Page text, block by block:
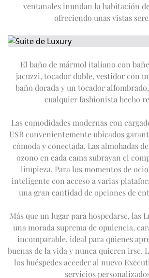
ventanales inundan la habitación
ofreciendo unas vistas
El baño de mármol italiano con
jacuzzi, tocador doble, vestidor con
baño dorada y un tocador
cualquier fashionista hecho
Las comodidades modernas con
USB convenientemente ubicados
cómoda y conectada. Las almohadas
ozono en cada cama subrayan el
limpieza. Para los momentos de
inteligente con acceso a varias
una gran cantidad de opciones de
Más que un lugar para hospedarse, las
una morada suprema de opulencia,
incomparable, ideal para quienes
buenas de la vida y nunca quieren irse.
los huéspedes acceder al nuevo
servicios